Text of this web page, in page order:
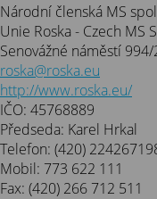
Národní členská MS
Unie Roska - Czech MS
Senovážné náměstí
roska@roska.eu
http://www.roska.eu/
IČO: 45768889
Předseda: Karel Hrkal
Telefon: (420)
Mobil: 773 622 111
Fax: (420) 266 712 511